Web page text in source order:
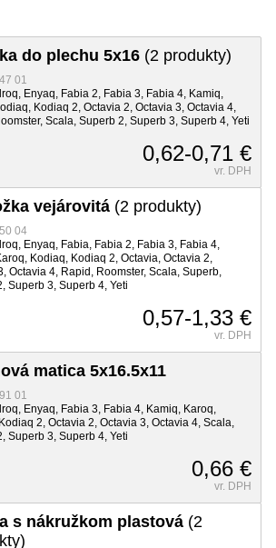
do plechu 5x16 (2 produkty)
01
Enyaq, Fabia 2, Fabia 3, Fabia 4, Kamiq,
Kodiaq 2, Octavia 2, Octavia 3, Octavia 4,
Scala, Superb 2, Superb 3, Superb 4, Yeti
0,62-0,71 €
vr. DPH
vejárovitá (2 produkty)
04
Enyaq, Fabia, Fabia 2, Fabia 3, Fabia 4,
Kodiaq, Kodiaq 2, Octavia, Octavia 2,
Octavia 4, Rapid, Roomster, Scala, Superb,
Superb 3, Superb 4, Yeti
0,57-1,33 €
vr. DPH
matica 5x16.5x11
01
Enyaq, Fabia 3, Fabia 4, Kamiq, Karoq,
2, Octavia 2, Octavia 3, Octavia 4, Scala,
Superb 3, Superb 4, Yeti
0,66 €
vr. DPH
s nákružkom plastová (2